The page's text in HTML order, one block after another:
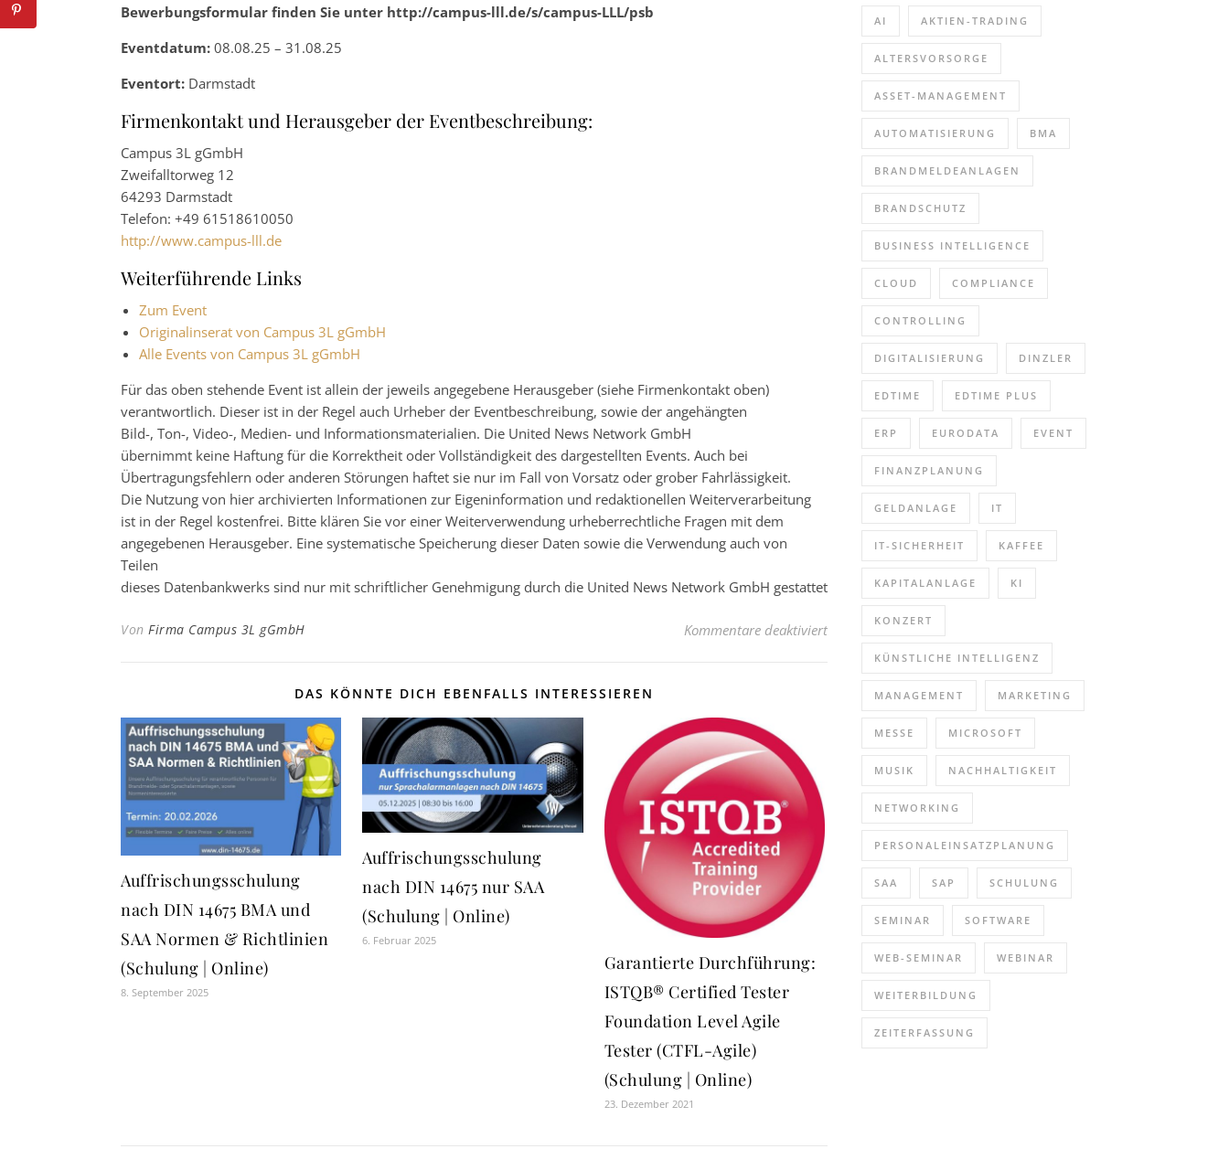
Bewerbungsformular finden Sie unter http://campus-lll.de/s/campus-LLL/psb
Eventdatum: 08.08.25 – 31.08.25
Eventort: Darmstadt
Firmenkontakt und Herausgeber der Eventbeschreibung:
Campus 3L gGmbH
Zweifalltorweg 12
64293 Darmstadt
Telefon: +49 61518610050
http://www.campus-lll.de
Weiterführende Links
Zum Event
Originalinserat von Campus 3L gGmbH
Alle Events von Campus 3L gGmbH
Für das oben stehende Event ist allein der jeweils angegebene Herausgeber (siehe Firmenkontakt oben)
verantwortlich. Dieser ist in der Regel auch Urheber der Eventbeschreibung, sowie der angehängten
Bild-, Ton-, Video-, Medien- und Informationsmaterialien. Die United News Network GmbH
übernimmt keine Haftung für die Korrektheit oder Vollständigkeit des dargestellten Events. Auch bei
Übertragungsfehlern oder anderen Störungen haftet sie nur im Fall von Vorsatz oder grober Fahrlässigkeit.
Die Nutzung von hier archivierten Informationen zur Eigeninformation und redaktionellen Weiterverarbeitung
ist in der Regel kostenfrei. Bitte klären Sie vor einer Weiterverwendung urheberrechtliche Fragen mit dem
angegebenen Herausgeber. Eine systematische Speicherung dieser Daten sowie die Verwendung auch von
Teilen
dieses Datenbankwerks sind nur mit schriftlicher Genehmigung durch die United News Network GmbH gestattet
Von Firma Campus 3L gGmbH Kommentare deaktiviertfür Anmeldeschluss Weiterbildungs-Master „Psychosoziale
DAS KÖNNTE DICH EBENFALLS INTERESSIEREN
Auffrischungsschulung
nach DIN 14675 BMA und
SAA Normen & Richtlinien
(Schulung | Online)
8. September 2025
Auffrischungsschulung
nach DIN 14675 nur SAA
(Schulung | Online)
6. Februar 2025
Garantierte Durchführung:
ISTQB® Certified Tester
Foundation Level Agile
Tester (CTFL-Agile)
(Schulung | Online)
23. Dezember 2021
AI AKTIEN-TRADING
ALTERSVORSORGE
ASSET-MANAGEMENT
AUTOMATISIERUNG BMA
BRANDMELDEANLAGEN
BRANDSCHUTZ
BUSINESS INTELLIGENCE
CLOUD COMPLIANCE
CONTROLLING
DIGITALISIERUNG DINZLER
EDTIME EDTIME PLUS
ERP EURODATA EVENT
FINANZPLANUNG
GELDANLAGE IT
IT-SICHERHEIT KAFFEE
KAPITALANLAGE KI
KONZERT
KÜNSTLICHE INTELLIGENZ
MANAGEMENT MARKETING
MESSE MICROSOFT
MUSIK NACHHALTIGKEIT
NETWORKING
PERSONALEINSATZPLANUNG
SAA SAP SCHULUNG
SEMINAR SOFTWARE
WEB-SEMINAR WEBINAR
WEITERBILDUNG
ZEITERFASSUNG